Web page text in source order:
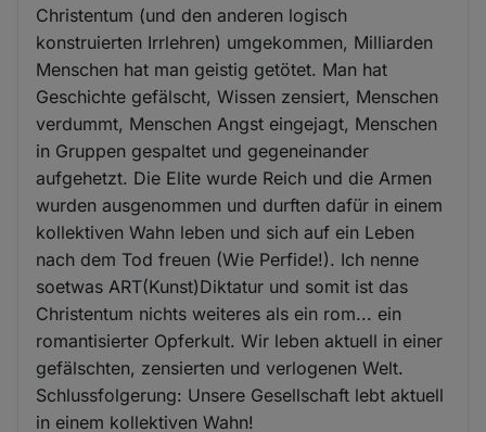
Christentum (und den anderen logisch
konstruierten Irrlehren) umgekommen, Milliarden
Menschen hat man geistig getötet. Man hat
Geschichte gefälscht, Wissen zensiert, Menschen
verdummt, Menschen Angst eingejagt, Menschen
in Gruppen gespaltet und gegeneinander
aufgehetzt. Die Elite wurde Reich und die Armen
wurden ausgenommen und durften dafür in einem
kollektiven Wahn leben und sich auf ein Leben
nach dem Tod freuen (Wie Perfide!). Ich nenne
soetwas ART(Kunst)Diktatur und somit ist das
Christentum nichts weiteres als ein rom... ein
romantisierter Opferkult. Wir leben aktuell in einer
gefälschten, zensierten und verlogenen Welt.
Schlussfolgerung: Unsere Gesellschaft lebt aktuell
in einem kollektiven Wahn!